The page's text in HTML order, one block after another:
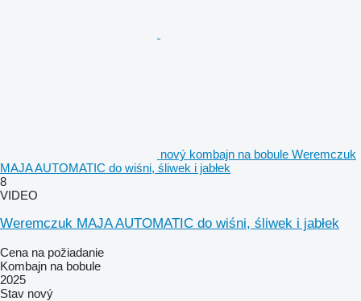
nový kombajn na bobule Weremczuk
MAJA AUTOMATIC do wiśni, śliwek i jabłek
8
VIDEO
Weremczuk MAJA AUTOMATIC do wiśni, śliwek i jabłek
Cena na požiadanie
Kombajn na bobule
2025
Stav nový